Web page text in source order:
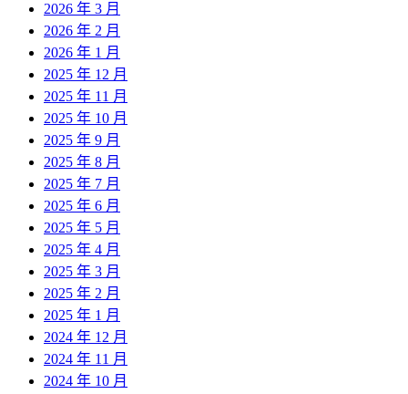
2026 年 3 月
2026 年 2 月
2026 年 1 月
2025 年 12 月
2025 年 11 月
2025 年 10 月
2025 年 9 月
2025 年 8 月
2025 年 7 月
2025 年 6 月
2025 年 5 月
2025 年 4 月
2025 年 3 月
2025 年 2 月
2025 年 1 月
2024 年 12 月
2024 年 11 月
2024 年 10 月